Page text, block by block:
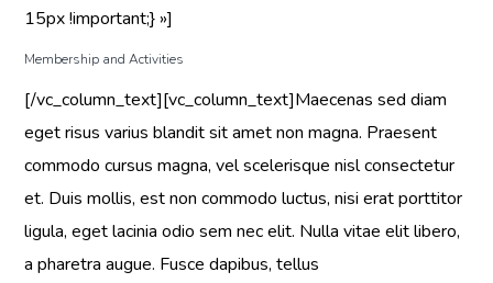
15px !important;} »]
Membership and Activities
[/vc_column_text][vc_column_text]Maecenas sed diam
eget risus varius blandit sit amet non magna. Praesent
commodo cursus magna, vel scelerisque nisl consectetur
et. Duis mollis, est non commodo luctus, nisi erat porttitor
ligula, eget lacinia odio sem nec elit. Nulla vitae elit libero,
a pharetra augue. Fusce dapibus, tellus